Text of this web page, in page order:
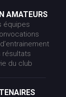
AMATEURS
équipes
résultats
du club